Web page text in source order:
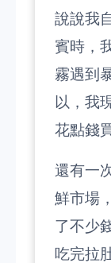
說說我
賓時，
霧遇到
以，我
花點錢
還有一
鮮市場
了不少
吃完拉